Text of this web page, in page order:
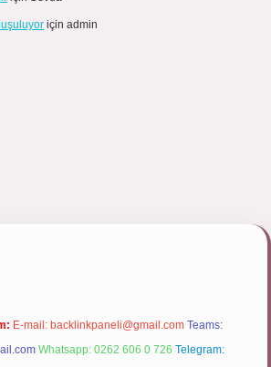
için admin
E-mail: backlinkpaneli@gmail.com Teams:
Whatsapp: 0262 606 0 726 Telegram: